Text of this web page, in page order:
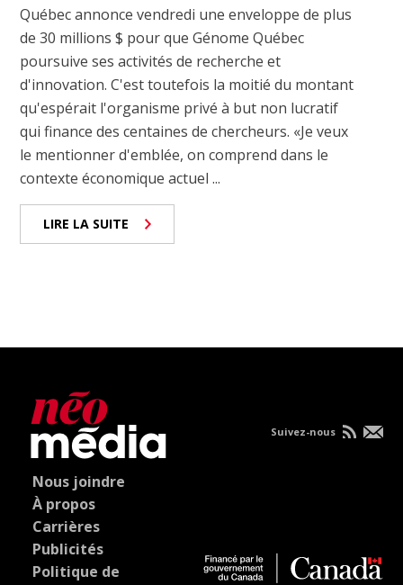
Québec annonce vendredi une enveloppe de plus
de 30 millions $ pour que Génome Québec
poursuive ses activités de recherche et
d'innovation. C'est toutefois la moitié du montant
qu'espérait l'organisme privé à but non lucratif
qui finance des centaines de chercheurs. «Je veux
le mentionner d'emblée, on comprend dans le
contexte économique actuel ...
LIRE LA SUITE
Nous joindre
À propos
Carrières
Publicités
Politique de
Suivez-nous